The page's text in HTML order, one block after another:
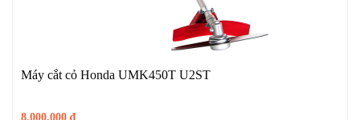
Máy cắt cỏ Honda UMK450T U2ST
8.000.000 ₫